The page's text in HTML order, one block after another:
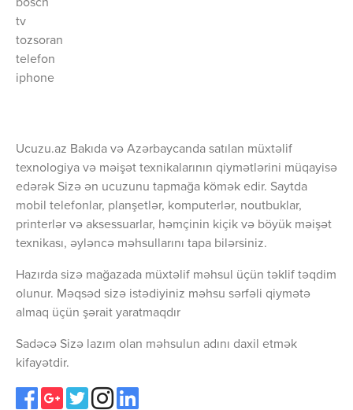
bosch
tv
tozsoran
telefon
iphone
Ucuzu.az Bakıda və Azərbaycanda satılan müxtəlif
texnologiya və məişət texnikalarının qiymətlərini müqayisə
edərək Sizə ən ucuzunu tapmağa kömək edir. Saytda
mobil telefonlar, planşetlər, komputerlər, noutbuklar,
printerlər və aksessuarlar, həmçinin kiçik və böyük məişət
texnikası, əyləncə məhsullarını tapa bilərsiniz.
Hazırda sizə mağazada müxtəlif məhsul üçün təklif təqdim
olunur. Məqsəd sizə istədiyiniz məhsu sərfəli qiymətə
almaq üçün şərait yaratmaqdır
Sadəcə Sizə lazım olan məhsulun adını daxil etmək
kifayətdir.